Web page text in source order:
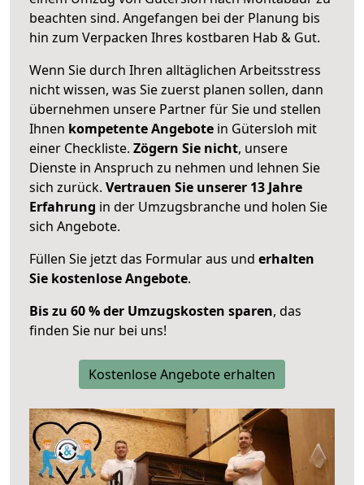
beachten sind. Angefangen bei der Planung bis
hin zum Verpacken Ihres kostbaren Hab & Gut.
Wenn Sie durch Ihren alltäglichen Arbeitsstress
nicht wissen, was Sie zuerst planen sollen, dann
übernehmen unsere Partner für Sie und stellen
Ihnen kompetente Angebote in Gütersloh mit
einer Checkliste. Zögern Sie nicht, unsere
Dienste in Anspruch zu nehmen und lehnen Sie
sich zurück. Vertrauen Sie unserer 13 Jahre
Erfahrung in der Umzugsbranche und holen Sie
sich Angebote.
Füllen Sie jetzt das Formular aus und erhalten
Sie kostenlose Angebote.
Bis zu 60 % der Umzugskosten sparen, das
finden Sie nur bei uns!
Kostenlose Angebote erhalten